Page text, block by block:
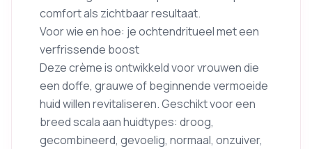
comfort als zichtbaar resultaat.
Voor wie en hoe: je ochtendritueel met een
verfrissende boost
Deze crème is ontwikkeld voor vrouwen die
een doffe, grauwe of beginnende vermoeide
huid willen revitaliseren. Geschikt voor een
breed scala aan huidtypes: droog,
gecombineerd, gevoelig, normaal, onzuiver,